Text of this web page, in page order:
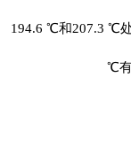
194.6 ℃和207.3 ℃
℃有